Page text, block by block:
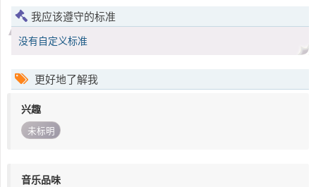
我应该遵守的标准
没有自定义标准
更好地了解我
兴趣
未标明
音乐品味